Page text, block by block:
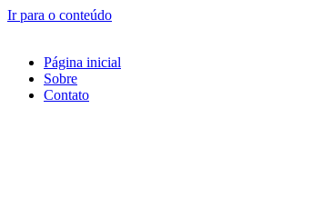
Ir para o conteúdo
Página inicial
Sobre
Contato